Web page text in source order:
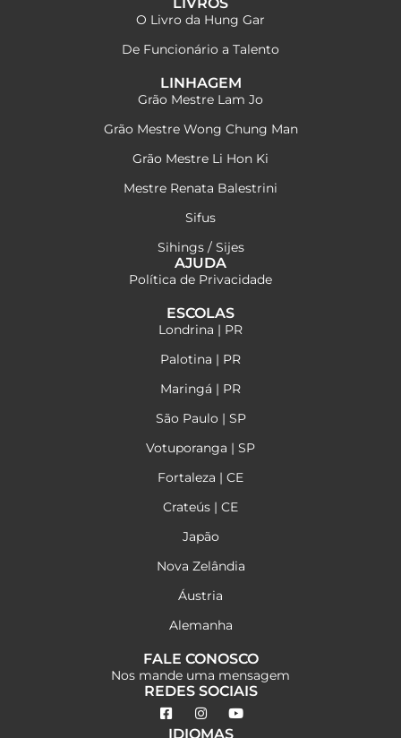
O Livro da Hung Gar
De Funcionário a Talento
LINHAGEM
Grão Mestre Lam Jo
Grão Mestre Wong Chung Man
Grão Mestre Li Hon Ki
Mestre Renata Balestrini
Sifus
Sihings / Sijes
AJUDA
Política de Privacidade
ESCOLAS
Londrina | PR
Palotina | PR
Maringá | PR
São Paulo | SP
Votuporanga | SP
Fortaleza | CE
Crateús | CE
Japão
Nova Zelândia
Áustria
Alemanha
FALE CONOSCO
Nos mande uma mensagem
REDES SOCIAIS
IDIOMAS